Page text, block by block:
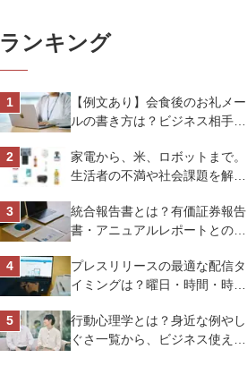
ランキング
【例文あり】会食後のお礼メー
ルの書き方は？ビジネス相手に
トを解説
家電から、米、ロボットまで。
生活者の不満や社会課題を解決
スオーヤマ株式会社
統合報告書とは？有価証券報告
書・アニュアルレポートとの違
プレスリリースの最適な配信タ
イミングは？曜日・時間・時期
化させよう
行動心理学とは？身近な例やし
ぐさ一覧から、ビジネス使える